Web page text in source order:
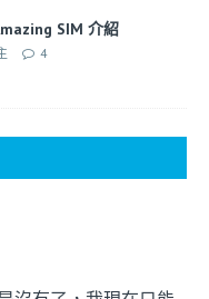
SIM 介紹
4